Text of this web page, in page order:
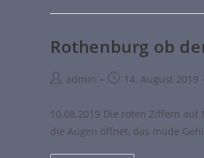
Rothenburg ob
admin 14. August 2019
10.08.2019 Die roten Ziffern auf
die Augen öffnet, das müde